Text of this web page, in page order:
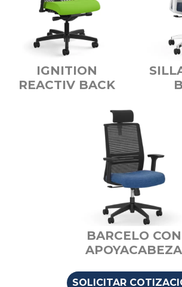
IGNITION
REACTIV BACK
BARCELO CON
APOYACABEZA
SOLICITAR